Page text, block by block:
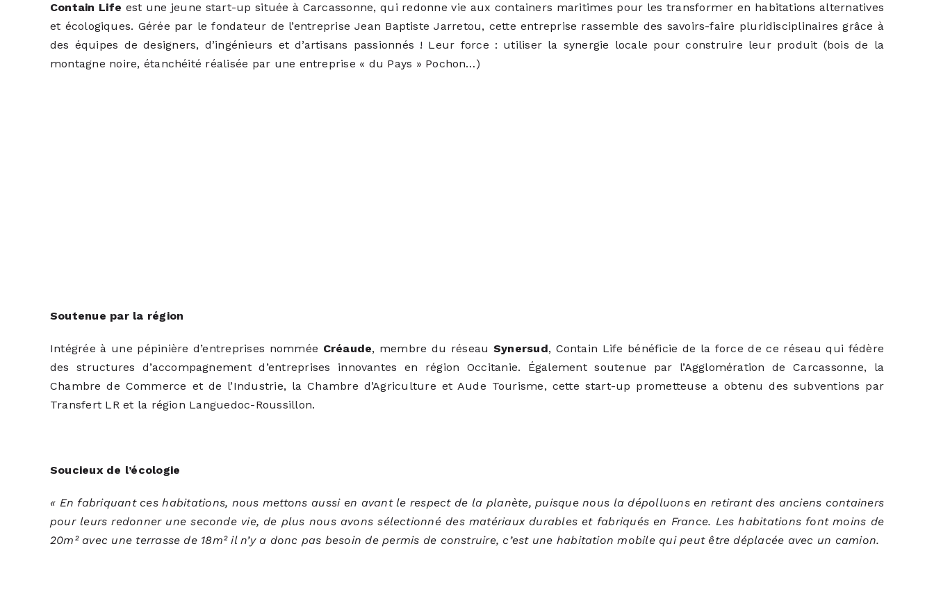
Contain Life est une jeune start-up située à Carcassonne, qui redonne vie aux containers maritimes pour les transformer en habitations alternatives
et écologiques. Gérée par le fondateur de l’entreprise Jean Baptiste Jarretou, cette entreprise rassemble des savoirs-faire pluridisciplinaires grâce à
des équipes de designers, d’ingénieurs et d’artisans passionnés ! Leur force : utiliser la synergie locale pour construire leur produit (bois de la
montagne noire, étanchéité réalisée par une entreprise « du Pays » Pochon…)
Soutenue par la région
Intégrée à une pépinière d’entreprises nommée Créaude, membre du réseau Synersud, Contain Life bénéficie de la force de ce réseau qui fédère
des structures d’accompagnement d’entreprises innovantes en région Occitanie. Également soutenue par l’Agglomération de Carcassonne, la
Chambre de Commerce et de l’Industrie, la Chambre d’Agriculture et Aude Tourisme, cette start-up prometteuse a obtenu des subventions par
Transfert LR et la région Languedoc-Roussillon.
Soucieux de l’écologie
« En fabriquant ces habitations, nous mettons aussi en avant le respect de la planète, puisque nous la dépolluons en retirant des anciens containers
pour leurs redonner une seconde vie, de plus nous avons sélectionné des matériaux durables et fabriqués en France. Les habitations font moins de
20m² avec une terrasse de 18m² il n’y a donc pas besoin de permis de construire, c’est une habitation mobile qui peut être déplacée avec un camion.